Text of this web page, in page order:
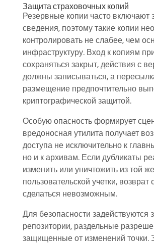
Защита страховочных копий
Резервные копии часто включают
сведения, поэтому такие копии
контролировать не слабее, чем
инфраструктуру. Вход к копиям
сохраняться закрыт, действия с
должны записываться, а
размещение предпочтительно
криптографической защитой.
Особую опасность формирует
вредоносная утилита получает
доступа не исключительно к
но и к архивам. Если дубликаты
изменить или уничтожить из той же
пользовательской учетки, возврат
сделаться невозможным.
Для безопасности
репозитории, раздельные
защищенные от изменений